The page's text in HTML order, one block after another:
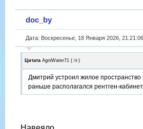
doc_by
Дата: Воскресенье, 18 Января 2026,
Цитата AgniWater71 ( )
Дмитрий устроил жилое пространство
раньше располагался рентген-